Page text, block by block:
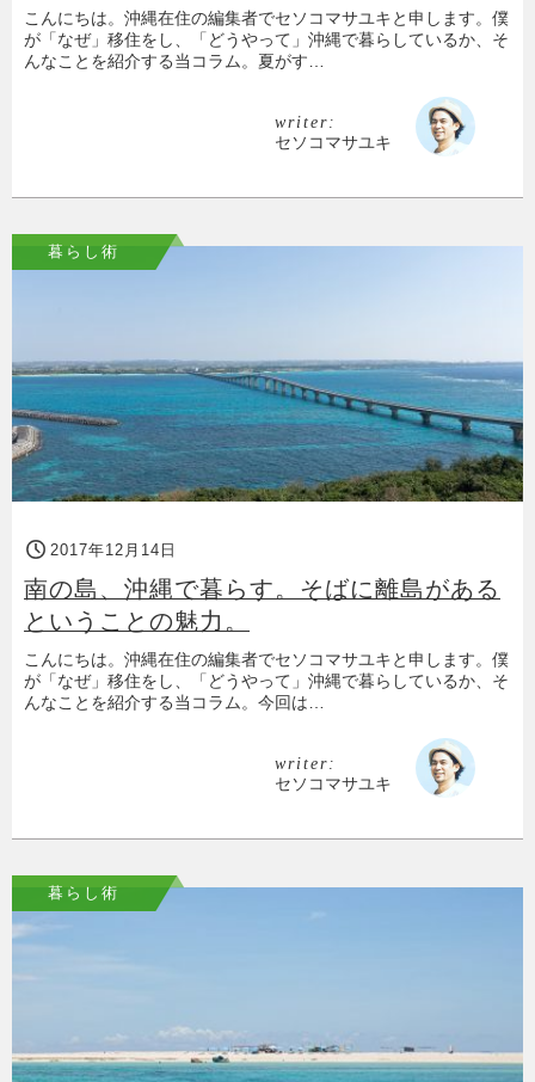
こんにちは。沖縄在住の編集者でセソコマサユキと申します。僕
が「なぜ」移住をし、「どうやって」沖縄で暮らしているか、そ
んなことを紹介する当コラム。夏がす…
writer:
セソコマサユキ
暮らし術
2017年12月14日
南の島、沖縄で暮らす。そばに離島がある
ということの魅力。
こんにちは。沖縄在住の編集者でセソコマサユキと申します。僕
が「なぜ」移住をし、「どうやって」沖縄で暮らしているか、そ
んなことを紹介する当コラム。今回は…
writer:
セソコマサユキ
暮らし術